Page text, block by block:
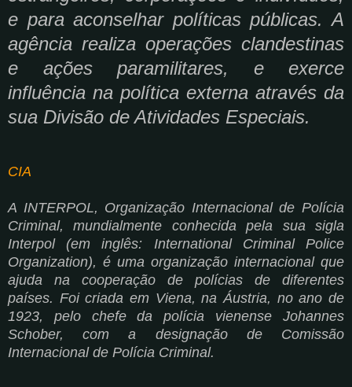
e para aconselhar políticas públicas. A
agência realiza operações clandestinas
e ações paramilitares, e exerce
influência na política externa através da
sua Divisão de Atividades Especiais.
CIA
A INTERPOL, Organização Internacional de Polícia
Criminal, mundialmente conhecida pela sua sigla
Interpol (em inglês: International Criminal Police
Organization), é uma organização internacional que
ajuda na cooperação de polícias de diferentes
países. Foi criada em Viena, na Áustria, no ano de
1923, pelo chefe da polícia vienense Johannes
Schober, com a designação de Comissão
Internacional de Polícia Criminal.